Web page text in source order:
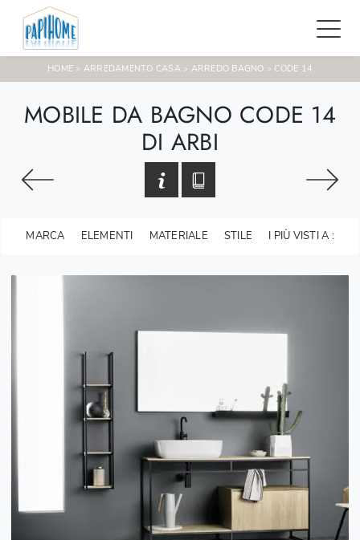
HOME > ARREDAMENTO CASA> ARREDO BAGNO > CODE 14
MOBILE DA BAGNO CODE 14
DI ARBI
MARCA ELEMENTI MATERIALE STILE I PIÙ VISTI A :